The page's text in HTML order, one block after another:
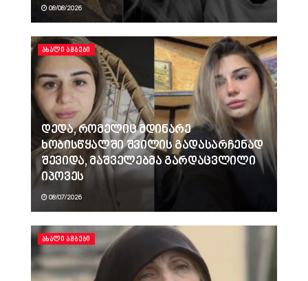
08/08/2026
ᲐᲮᲐᲚᲘ ᲐᲛᲑᲔᲑᲘ
დედა, რომელიც მდინარე
ხობისწყალში შვილის გადასარჩენად
შევიდა, მაშველებმა გარდაცვლილი
იპოვეს
08/07/2026
ᲐᲮᲐᲚᲘ ᲐᲛᲑᲔᲑᲘ